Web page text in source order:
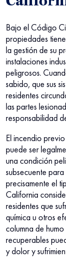
Bajo el Código
propiedades
la gestión de su
instalaciones
peligrosos.
sabido, que sus
residentes
las partes
responsabilidad
El incendio
puede ser
una condición
subsecuente
precisamente el
California
residentes que
química u otros
columna de
recuperables
y dolor y